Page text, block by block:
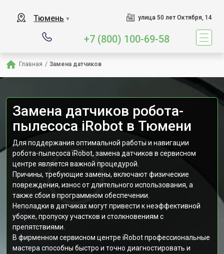
Тюмень ▼ улица 50 лет Октября, 14
+7 (800) 100-69-58
Главная / Замена датчиков
Замена датчиков робота-
пылесоса iRobot в Тюмени
Для поддержания оптимальной работы и навигации
робота-пылесоса iRobot, замена датчиков в сервисном
центре является важной процедурой.
Причины, требующие замены, включают физические
повреждения, износ от длительного использования, а
также сбои в программном обеспечении.
Неполадки в датчиках могут привести к неэффективной
уборке, пропуску участков и столкновениям с
препятствиями.
В фирменном сервисном центре iRobot профессиональные
мастера способны быстро и точно диагностировать и